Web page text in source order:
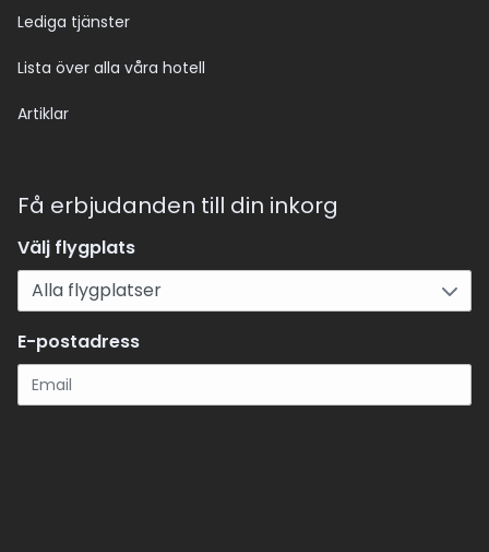
Lediga tjänster
Lista över alla våra hotell
Artiklar
Få erbjudanden till din inkorg
Välj flygplats
E-postadress